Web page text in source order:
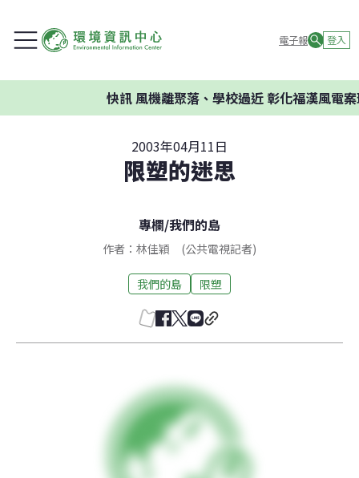
電子報 登入
風機離聚落、學校過近 彰化福漢風電案環委
2003年04月11日
限塑的迷思
專欄/我們的島
作者：林佳穎 (公共電視記者)
我們的島 限塑